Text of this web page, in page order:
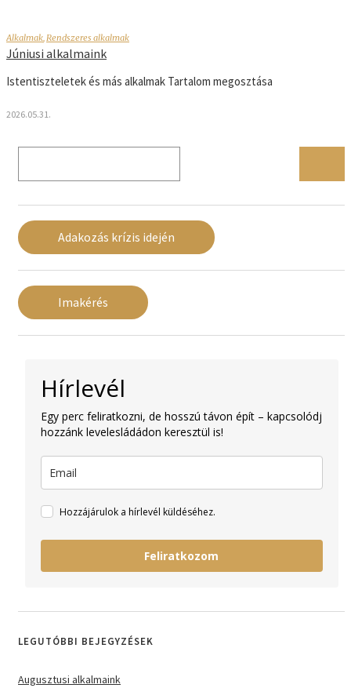
Alkalmak,Rendszeres alkalmak
Júniusi alkalmaink
Istentiszteletek és más alkalmak Tartalom megosztása
2026.05.31.
Adakozás krízis idején
Imakérés
Hírlevél
Egy perc feliratkozni, de hosszú távon épít – kapcsolódj
hozzánk levelesládádon keresztül is!
Hozzájárulok a hírlevél küldéséhez.
Feliratkozom
LEGUTÓBBI BEJEGYZÉSEK
Augusztusi alkalmaink